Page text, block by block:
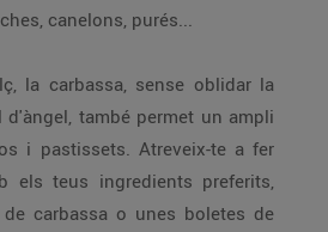
canelons, purés...
la carbassa, sense oblidar la
també permet un ampli
i pastissets. Atreveix-te a fer
els teus ingredients preferits,
carbassa o unes boletes de